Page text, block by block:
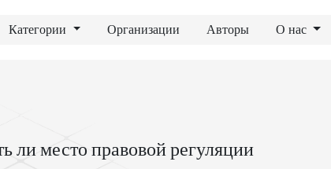
Категории Организации Авторы О нас
ли место правовой регуляции